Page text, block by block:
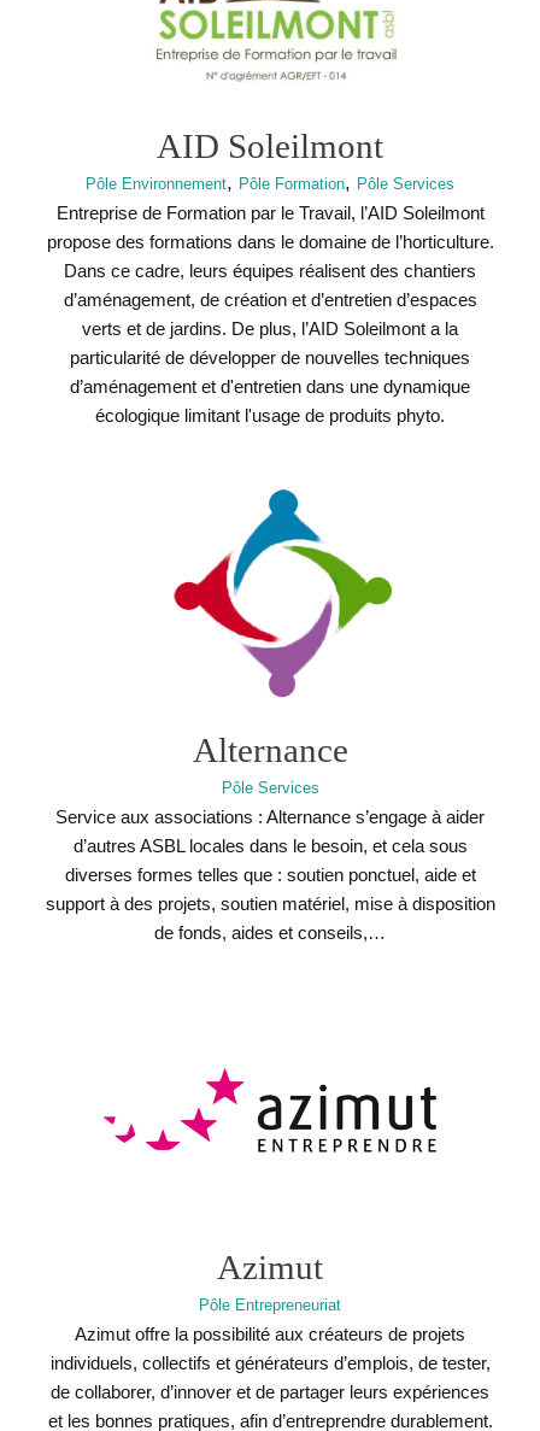
AID Soleilmont
Pôle Environnement, Pôle Formation, Pôle Services
Entreprise de Formation par le Travail, l’AID Soleilmont
propose des formations dans le domaine de l’horticulture.
Dans ce cadre, leurs équipes réalisent des chantiers
d’aménagement, de création et d’entretien d’espaces
verts et de jardins. De plus, l’AID Soleilmont a la
particularité de développer de nouvelles techniques
d’aménagement et d'entretien dans une dynamique
écologique limitant l'usage de produits phyto.
Alternance
Pôle Services
Service aux associations : Alternance s’engage à aider
d’autres ASBL locales dans le besoin, et cela sous
diverses formes telles que : soutien ponctuel, aide et
support à des projets, soutien matériel, mise à disposition
de fonds, aides et conseils,…
Azimut
Pôle Entrepreneuriat
Azimut offre la possibilité aux créateurs de projets
individuels, collectifs et générateurs d’emplois, de tester,
de collaborer, d’innover et de partager leurs expériences
et les bonnes pratiques, afin d’entreprendre durablement.